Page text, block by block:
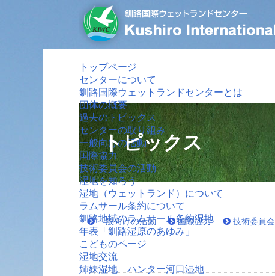
トップページ
センターについて
釧路国際ウェットランドセンターとは
団体の概要
過去のトピックス
センターの取り組み
一般向けの活動
国際協力
技術委員会の活動
湿地を知ろう
湿地（ウェットランド）について
ラムサール条約について
釧路地域のラムサール条約湿地
年表「釧路湿原のあゆみ」
こどものページ
湿地交流
姉妹湿地 ハンター河口湿地
トピックス
一般向けの活動 国際協力 技術委員会